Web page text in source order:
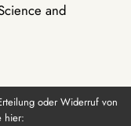
and
oder Widerruf von
hier: